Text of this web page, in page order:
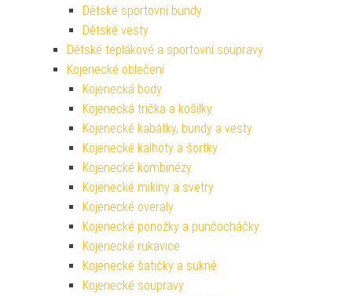
Dětské sportovní bundy
Dětské vesty
Dětské teplákové a sportovní soupravy
Kojenecké oblečení
Kojenecká body
Kojenecká trička a košilky
Kojenecké kabátky, bundy a vesty
Kojenecké kalhoty a šortky
Kojenecké kombinézy
Kojenecké mikiny a svetry
Kojenecké overaly
Kojenecké ponožky a punčocháčky
Kojenecké rukavice
Kojenecké šatičky a sukně
Kojenecké soupravy